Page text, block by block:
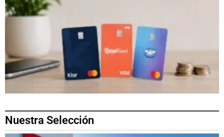
Nuestra Selección